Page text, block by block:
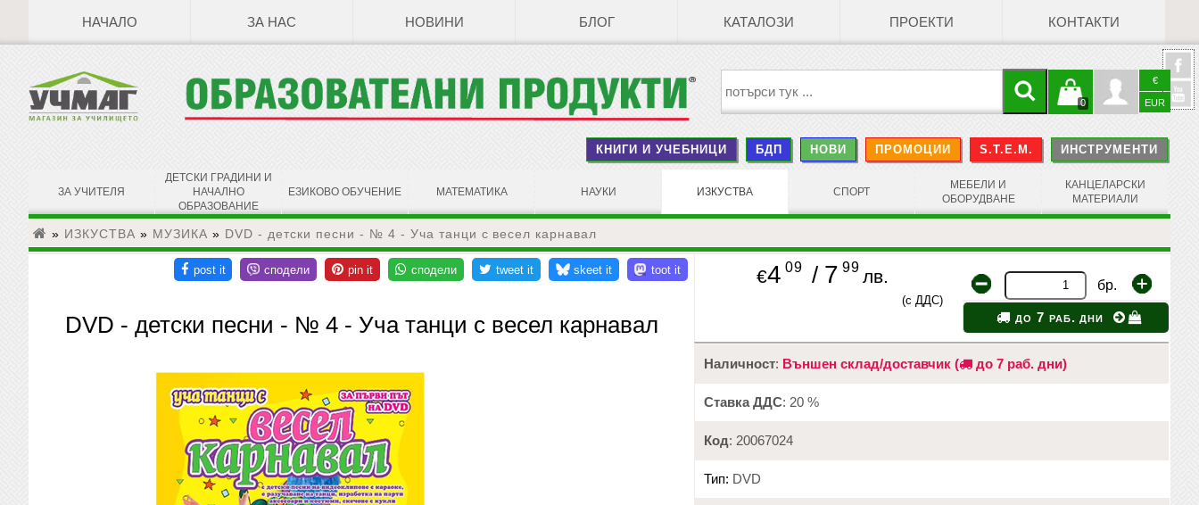
НАЧАЛО ЗА НАС НОВИНИ БЛОГ КАТАЛОЗИ ПРОЕКТИ КОНТАКТИ
€
EUR
Профил
0
Кошницата
е празна
КНИГИ И УЧЕБНИЦИ БДП НОВИ ПРОМОЦИИ S.T.E.M. ИНСТРУМЕНТИ
ЗА УЧИТЕЛЯ
ДЕТСКИ ГРАДИНИ И
НАЧАЛНО
ОБРАЗОВАНИЕ
ЕЗИКОВО ОБУЧЕНИЕ МАТЕМАТИКА НАУКИ ИЗКУСТВА СПОРТ
МЕБЕЛИ И
ОБОРУДВАНЕ
КАНЦЕЛАРСКИ
МАТЕРИАЛИ
» ИЗКУСТВА » МУЗИКА » DVD - детски песни - № 4 - Уча танци с весел карнавал
DVD - детски песни - № 4 - Уча танци с весел карнавал
€4 09 / 7 99 лв.
(с ДДС)
бр.
до 7 раб. дни
Наличност: Външен склад/доставчик ( до 7 раб. дни)
Ставка ДДС: 20 %
Код: 20067024
Тип: DVD